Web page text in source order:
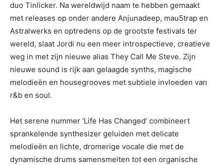
duo Tinlicker. Na wereldwijd naam te hebben gemaakt
met releases op onder andere Anjunadeep, mau5trap en
Astralwerks en optredens op de grootste festivals ter
wereld, slaat Jordi nu een meer introspectieve, creatieve
weg in met zijn nieuwe alias They Call Me Steve. Zijn
nieuwe sound is rijk aan gelaagde synths, magische
melodieën en housegrooves met subtiele invloeden van
r&b en soul.
Het serene nummer ‘Life Has Changed’ combineert
sprankelende synthesizer geluiden met delicate
melodieën en lichte, dromerige vocale die met de
dynamische drums samensmelten tot een organische